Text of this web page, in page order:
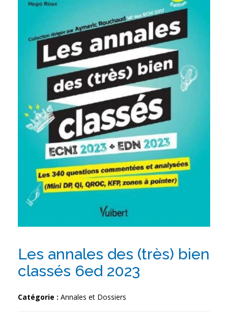
Les annales des (très) bien
classés 6ed 2023
Catégorie : Annales et Dossiers